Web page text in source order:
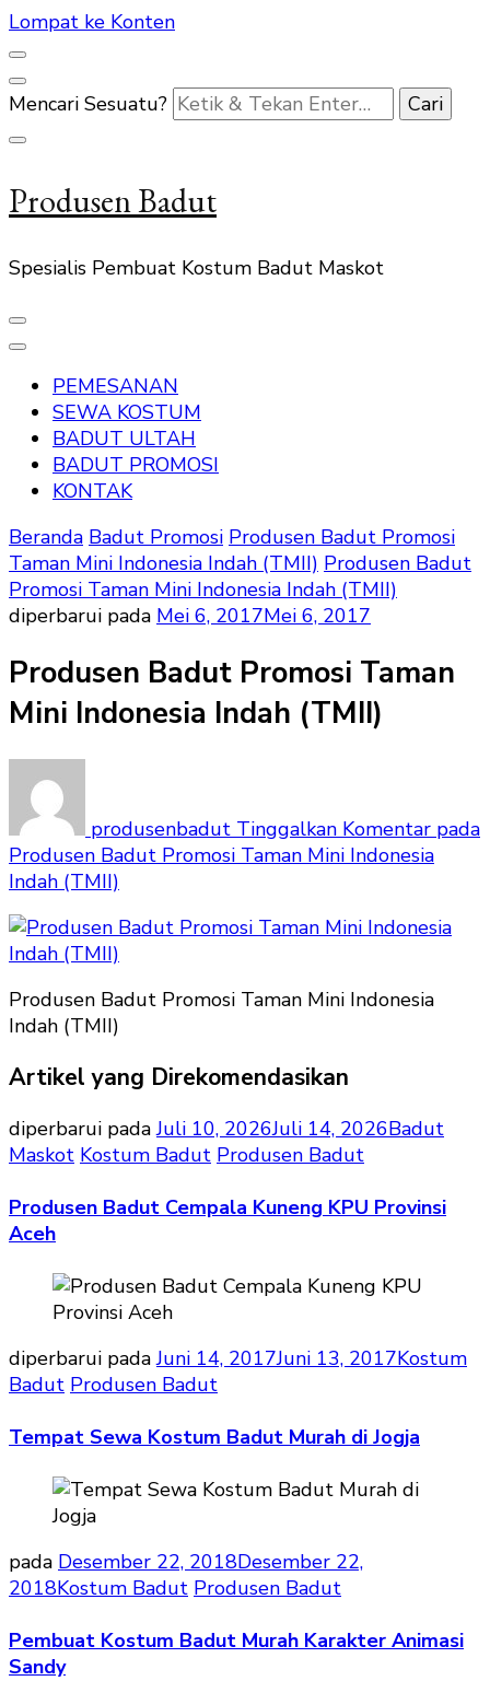
Lompat ke Konten
Mencari Sesuatu?
Produsen Badut
Spesialis Pembuat Kostum Badut Maskot
PEMESANAN
SEWA KOSTUM
BADUT ULTAH
BADUT PROMOSI
KONTAK
Beranda Badut Promosi Produsen Badut Promosi
Taman Mini Indonesia Indah (TMII) Produsen Badut
Promosi Taman Mini Indonesia Indah (TMII)
diperbarui pada Mei 6, 2017Mei 6, 2017
Produsen Badut Promosi Taman
Mini Indonesia Indah (TMII)
produsenbadut Tinggalkan Komentar pada
Produsen Badut Promosi Taman Mini Indonesia
Indah (TMII)
Produsen Badut Promosi Taman Mini Indonesia
Indah (TMII)
Artikel yang Direkomendasikan
diperbarui padaJuli 10, 2026Juli 14, 2026Badut
Maskot Kostum Badut Produsen Badut
Produsen Badut Cempala Kuneng KPU Provinsi
Aceh
diperbarui padaJuni 14, 2017Juni 13, 2017Kostum
Badut Produsen Badut
Tempat Sewa Kostum Badut Murah di Jogja
pada Desember 22, 2018Desember 22,
2018Kostum Badut Produsen Badut
Pembuat Kostum Badut Murah Karakter Animasi
Sandy